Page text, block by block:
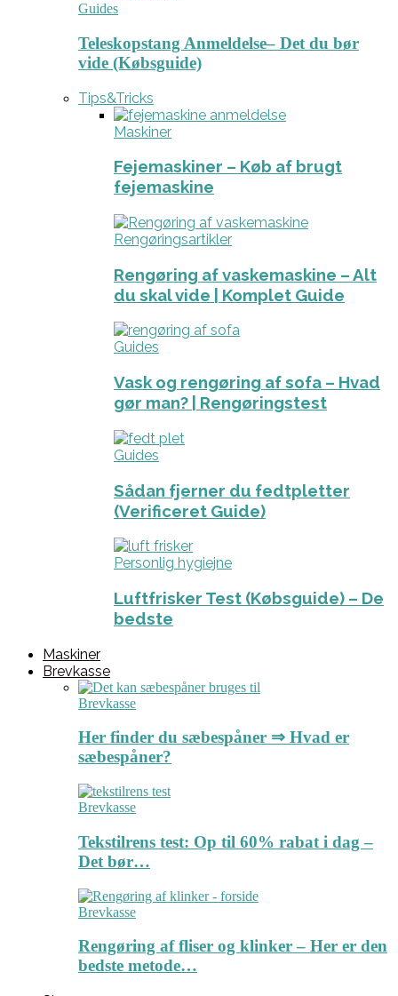
Guides
Teleskopstang Anmeldelse– Det du bør
vide (Købsguide)
Tips&Tricks
Maskiner
Fejemaskiner – Køb af brugt
fejemaskine
Rengøringsartikler
Rengøring af vaskemaskine – Alt
du skal vide | Komplet Guide
Guides
Vask og rengøring af sofa – Hvad
gør man? | Rengøringstest
Guides
Sådan fjerner du fedtpletter
(Verificeret Guide)
Personlig hygiejne
Luftfrisker Test (Købsguide) – De
bedste
Maskiner
Brevkasse
Brevkasse
Her finder du sæbespåner ⇒ Hvad er
sæbespåner?
Brevkasse
Tekstilrens test: Op til 60% rabat i dag –
Det bør…
Brevkasse
Rengøring af fliser og klinker – Her er den
bedste metode…